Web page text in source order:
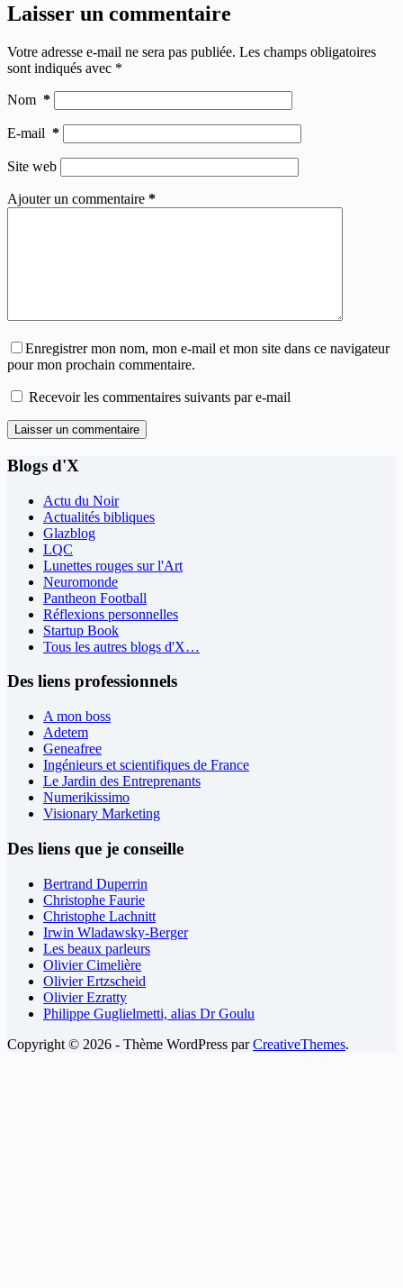
Laisser un commentaire
Votre adresse e-mail ne sera pas publiée. Les champs obligatoires
sont indiqués avec *
Nom *
E-mail *
Site web
Ajouter un commentaire *
Enregistrer mon nom, mon e-mail et mon site dans ce navigateur
pour mon prochain commentaire.
Recevoir les commentaires suivants par e-mail
Laisser un commentaire
Blogs d'X
Actu du Noir
Actualités bibliques
Glazblog
LQC
Lunettes rouges sur l'Art
Neuromonde
Pantheon Football
Réflexions personnelles
Startup Book
Tous les autres blogs d'X…
Des liens professionnels
A mon boss
Adetem
Geneafree
Ingénieurs et scientifiques de France
Le Jardin des Entreprenants
Numerikissimo
Visionary Marketing
Des liens que je conseille
Bertrand Duperrin
Christophe Faurie
Christophe Lachnitt
Irwin Wladawsky-Berger
Les beaux parleurs
Olivier Cimelière
Olivier Ertzscheid
Olivier Ezratty
Philippe Guglielmetti, alias Dr Goulu
Copyright © 2026 - Thème WordPress parCreativeThemes.